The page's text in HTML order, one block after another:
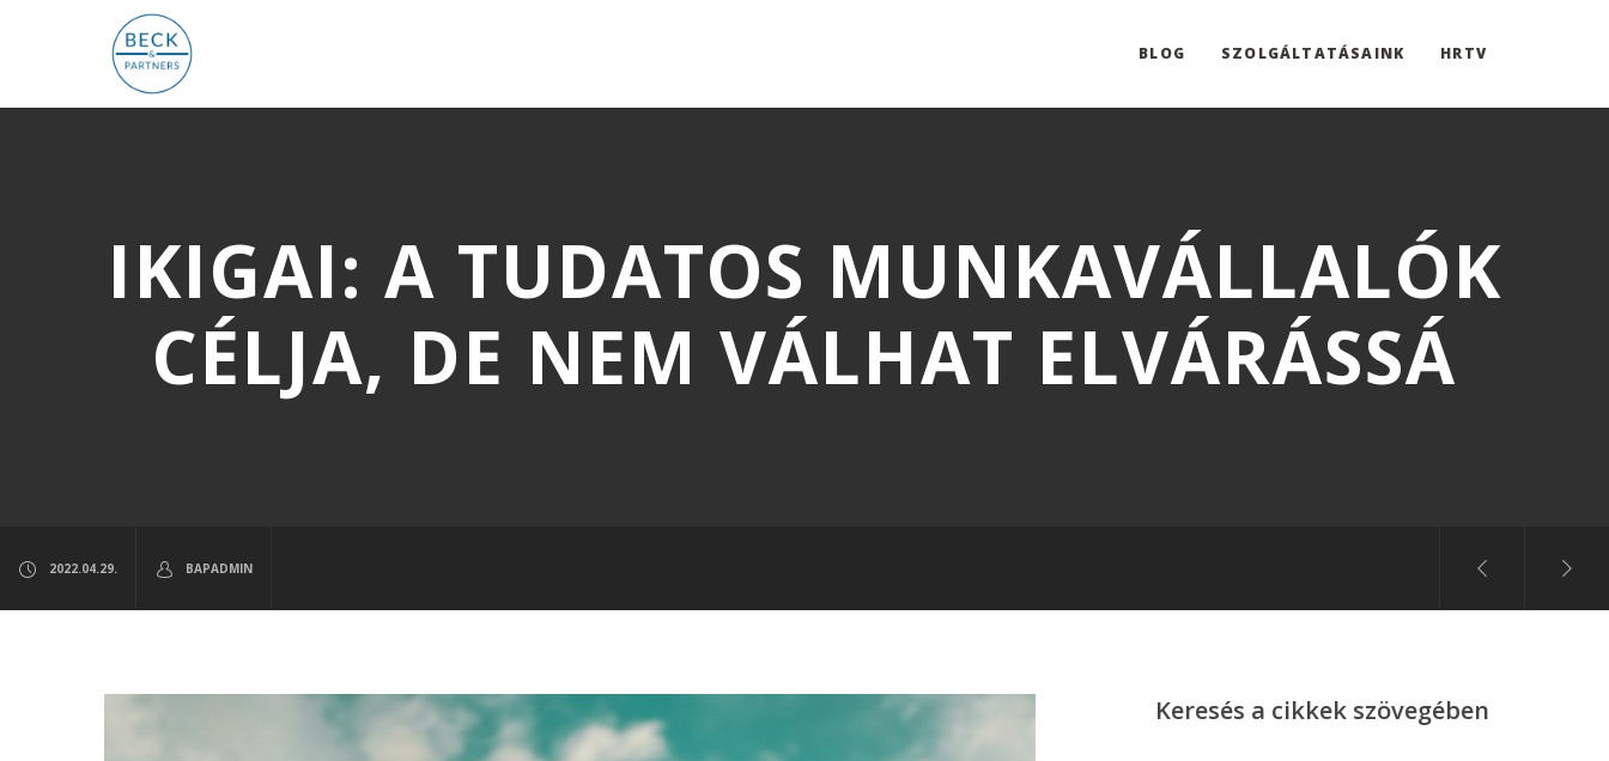
BLOG SZOLGÁLTATÁSAINK HRTV
IKIGAI: A TUDATOS MUNKAVÁLLALÓK
CÉLJA, DE NEM VÁLHAT ELVÁRÁSSÁ
2022.04.29. BAPADMIN
Keresés a cikkek szövegében